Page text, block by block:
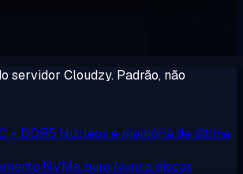
servidor Cloudzy. Padrão, não
+ DDR5 Núcleos e memória de última
NVMe puro Nunca discos